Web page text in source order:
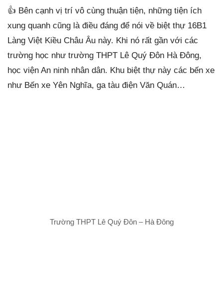
👍 Bên cạnh vị trí vô cùng thuận tiện, những tiện ích
xung quanh cũng là điều đáng để nói về biệt thự 16B1
Làng Việt Kiều Châu Âu này. Khi nó rất gần với các
trường học như trường THPT Lê Quý Đôn Hà Đông,
học viện An ninh nhân dân. Khu biệt thự này các bến xe
như Bến xe Yên Nghĩa, ga tàu điện Văn Quán…
Trường THPT Lê Quý Đôn – Hà Đông